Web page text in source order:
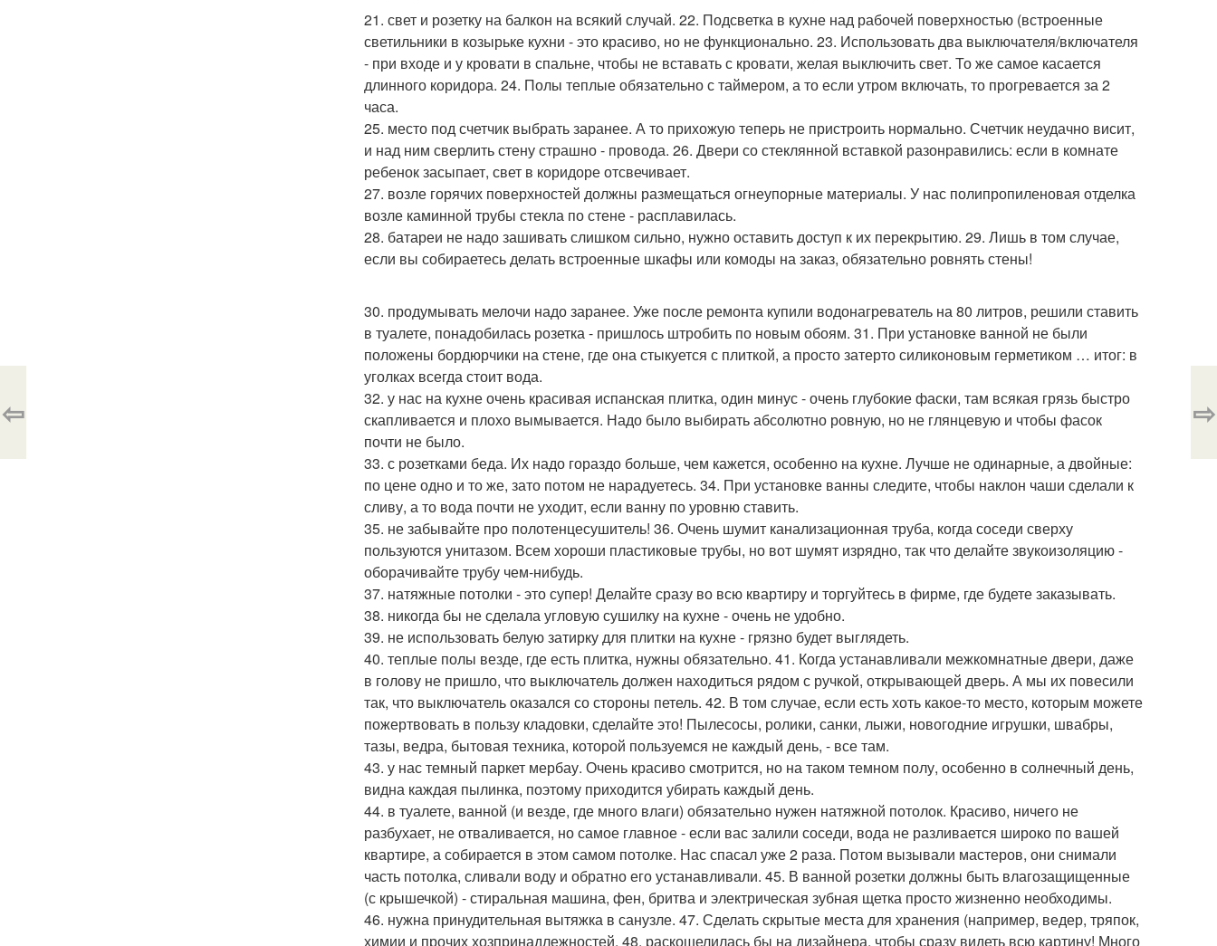
21. свет и розетку на балкон на всякий случай. 22. Подсветка в кухне над рабочей поверхностью (встроенные
светильники в козырьке кухни - это красиво, но не функционально. 23. Использовать два выключателя/включателя
- при входе и у кровати в спальне, чтобы не вставать с кровати, желая выключить свет. То же самое касается
длинного коридора. 24. Полы теплые обязательно с таймером, а то если утром включать, то прогревается за 2
часа.
25. место под счетчик выбрать заранее. А то прихожую теперь не пристроить нормально. Счетчик неудачно висит,
и над ним сверлить стену страшно - провода. 26. Двери со стеклянной вставкой разонравились: если в комнате
ребенок засыпает, свет в коридоре отсвечивает.
27. возле горячих поверхностей должны размещаться огнеупорные материалы. У нас полипропиленовая отделка
возле каминной трубы стекла по стене - расплавилась.
28. батареи не надо зашивать слишком сильно, нужно оставить доступ к их перекрытию. 29. Лишь в том случае,
если вы собираетесь делать встроенные шкафы или комоды на заказ, обязательно ровнять стены!
30. продумывать мелочи надо заранее. Уже после ремонта купили водонагреватель на 80 литров, решили ставить
в туалете, понадобилась розетка - пришлось штробить по новым обоям. 31. При установке ванной не были
положены бордюрчики на стене, где она стыкуется с плиткой, а просто затерто силиконовым герметиком … итог: в
уголках всегда стоит вода.
32. у нас на кухне очень красивая испанская плитка, один минус - очень глубокие фаски, там всякая грязь быстро
скапливается и плохо вымывается. Надо было выбирать абсолютно ровную, но не глянцевую и чтобы фасок
почти не было.
33. с розетками беда. Их надо гораздо больше, чем кажется, особенно на кухне. Лучше не одинарные, а двойные:
по цене одно и то же, зато потом не нарадуетесь. 34. При установке ванны следите, чтобы наклон чаши сделали к
сливу, а то вода почти не уходит, если ванну по уровню ставить.
35. не забывайте про полотенцесушитель! 36. Очень шумит канализационная труба, когда соседи сверху
пользуются унитазом. Всем хороши пластиковые трубы, но вот шумят изрядно, так что делайте звукоизоляцию -
оборачивайте трубу чем-нибудь.
37. натяжные потолки - это супер! Делайте сразу во всю квартиру и торгуйтесь в фирме, где будете заказывать.
38. никогда бы не сделала угловую сушилку на кухне - очень не удобно.
39. не использовать белую затирку для плитки на кухне - грязно будет выглядеть.
40. теплые полы везде, где есть плитка, нужны обязательно. 41. Когда устанавливали межкомнатные двери, даже
в голову не пришло, что выключатель должен находиться рядом с ручкой, открывающей дверь. А мы их повесили
так, что выключатель оказался со стороны петель. 42. В том случае, если есть хоть какое-то место, которым можете
пожертвовать в пользу кладовки, сделайте это! Пылесосы, ролики, санки, лыжи, новогодние игрушки, швабры,
тазы, ведра, бытовая техника, которой пользуемся не каждый день, - все там.
43. у нас темный паркет мербау. Очень красиво смотрится, но на таком темном полу, особенно в солнечный день,
видна каждая пылинка, поэтому приходится убирать каждый день.
44. в туалете, ванной (и везде, где много влаги) обязательно нужен натяжной потолок. Красиво, ничего не
разбухает, не отваливается, но самое главное - если вас залили соседи, вода не разливается широко по вашей
квартире, а собирается в этом самом потолке. Нас спасал уже 2 раза. Потом вызывали мастеров, они снимали
часть потолка, сливали воду и обратно его устанавливали. 45. В ванной розетки должны быть влагозащищенные
(с крышечкой) - стиральная машина, фен, бритва и электрическая зубная щетка просто жизненно необходимы.
46. нужна принудительная вытяжка в санузле. 47. Сделать скрытые места для хранения (например, ведер, тряпок,
химии и прочих хозпринадлежностей. 48. раскошелилась бы на дизайнера, чтобы сразу видеть всю картину! Много
⇦ ⇨